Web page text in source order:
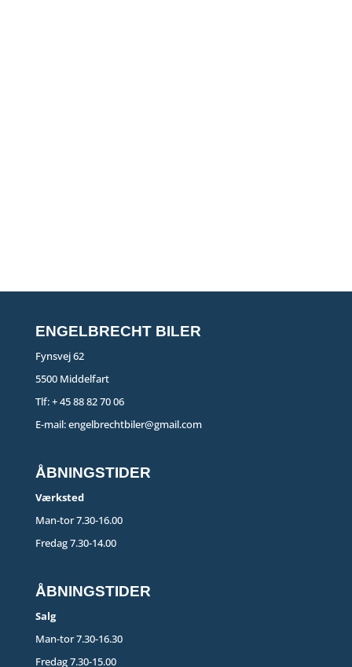
ENGELBRECHT BILER
Fynsvej 62
5500 Middelfart
Tlf:+ 45 88 82 70 06
E-mail:engelbrechtbiler@gmail.com
ÅBNINGSTIDER
Værksted
Man-tor 7.30-16.00
Fredag 7.30-14.00
ÅBNINGSTIDER
Salg
Man-tor 7.30-16.30
Fredag 7.30-15.00